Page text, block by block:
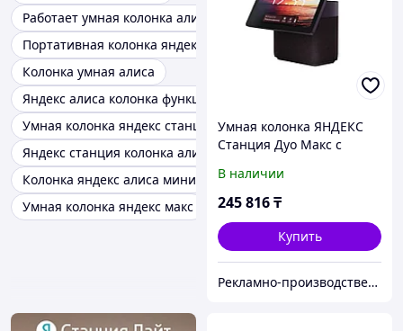
Работает умная колонка алиса
Портативная колонка яндекс алиса
Колонка умная алиса
Яндекс алиса колонка функции
Умная колонка яндекс станция
Яндекс станция колонка алиса
Колонка яндекс алиса мини
Умная колонка яндекс макс
Умная колонка ЯНДЕКС
Станция Дуо Макс с
цвет: красный (YNDX-
00055RED)
В наличии
245 816₸
Купить
Рекламно-производственная компания «2Ymedia»